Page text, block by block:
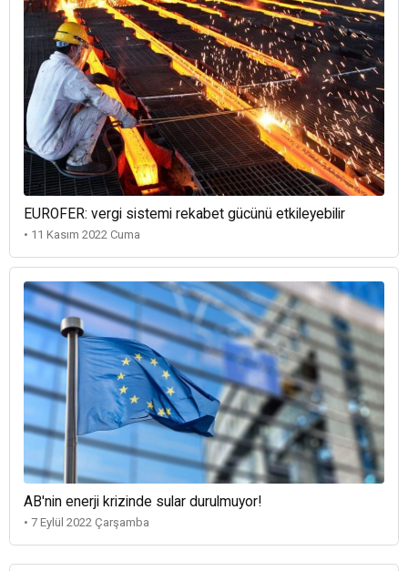
EUROFER: vergi sistemi rekabet gücünü etkileyebilir
• 11 Kasım 2022 Cuma
AB'nin enerji krizinde sular durulmuyor!
• 7 Eylül 2022 Çarşamba